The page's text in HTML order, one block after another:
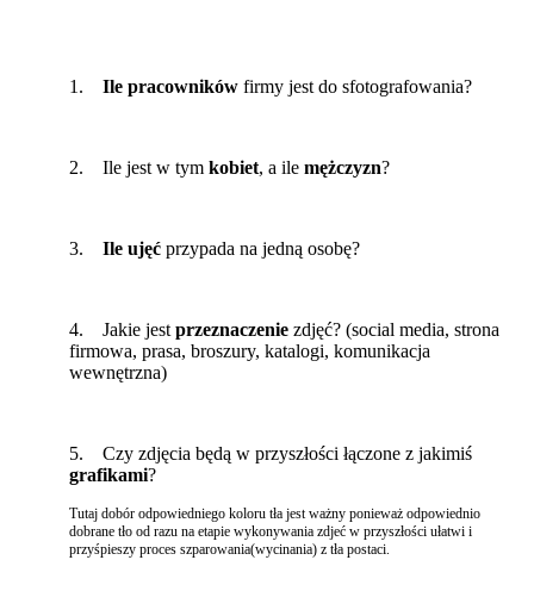
1. Ile pracowników firmy jest do sfotografowania?
2. Ile jest w tym kobiet, a ile mężczyzn?
3. Ile ujęć przypada na jedną osobę?
4. Jakie jest przeznaczenie zdjęć? (social media, strona
firmowa, prasa, broszury, katalogi, komunikacja
wewnętrzna)
5. Czy zdjęcia będą w przyszłości łączone z jakimiś
grafikami?
Tutaj dobór odpowiedniego koloru tła jest ważny ponieważ odpowiednio
dobrane tło od razu na etapie wykonywania zdjeć w przyszłości ułatwi i
przyśpieszy proces szparowania(wycinania) z tła postaci.